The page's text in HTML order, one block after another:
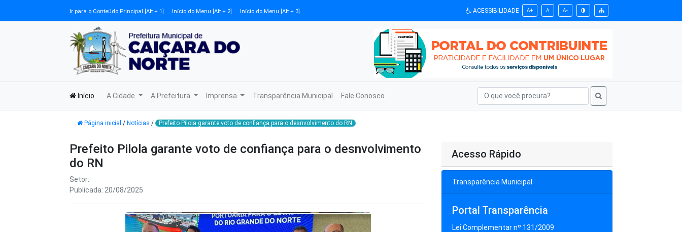
Ir para o Conteúdo Principal [Alt + 1] Início do Menu [Alt + 2] Início do Menu [Alt + 3] ACESSIBILIDADE A+ A A-
Início A Cidade A Prefeitura Imprensa Transparência Municipal Fale Conosco
Página inicial / Notícias / Prefeito Pilola garante voto de confiança para o desnvolvimento do RN
Prefeito Pilola garante voto de confiança para o desnvolvimento
do RN
Setor:
Publicada: 20/08/2025
Acesso Rápido
Transparência Municipal
Portal Transparência
Lei Complementar nº 131/2009